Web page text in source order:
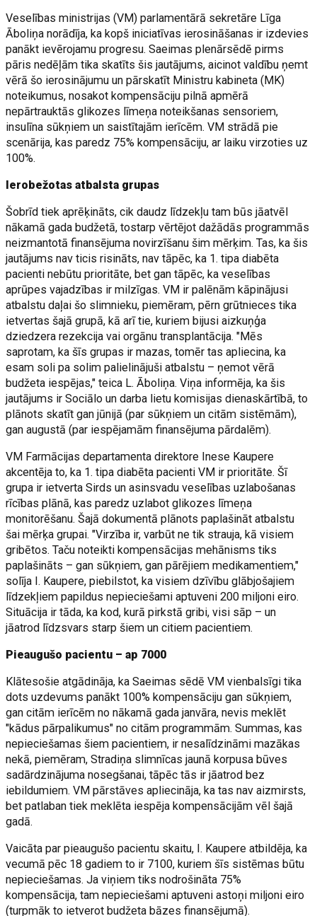
Veselības ministrijas (VM) parlamentārā sekretāre Līga
Āboliņa norādīja, ka kopš iniciatīvas ierosināšanas ir izdevies
panākt ievērojamu progresu. Saeimas plenārsēdē pirms
pāris nedēļām tika skatīts šis jautājums, aicinot valdību ņemt
vērā šo ierosinājumu un pārskatīt Ministru kabineta (MK)
noteikumus, nosakot kompensāciju pilnā apmērā
nepārtrauktās glikozes līmeņa noteikšanas sensoriem,
insulīna sūkņiem un saistītajām ierīcēm. VM strādā pie
scenārija, kas paredz 75% kompensāciju, ar laiku virzoties uz
100%.
Ierobežotas atbalsta grupas
Šobrīd tiek aprēķināts, cik daudz līdzekļu tam būs jāatvēl
nākamā gada budžetā, tostarp vērtējot dažādās programmās
neizmantotā finansējuma novirzīšanu šim mērķim. Tas, ka šis
jautājums nav ticis risināts, nav tāpēc, ka 1. tipa diabēta
pacienti nebūtu prioritāte, bet gan tāpēc, ka veselības
aprūpes vajadzības ir milzīgas. VM ir palēnām kāpinājusi
atbalstu daļai šo slimnieku, piemēram, pērn grūtnieces tika
ietvertas šajā grupā, kā arī tie, kuriem bijusi aizkuņģa
dziedzera rezekcija vai orgānu transplantācija. "Mēs
saprotam, ka šīs grupas ir mazas, tomēr tas apliecina, ka
esam soli pa solim palielinājuši atbalstu – ņemot vērā
budžeta iespējas," teica L. Āboliņa. Viņa informēja, ka šis
jautājums ir Sociālo un darba lietu komisijas dienaskārtībā, to
plānots skatīt gan jūnijā (par sūkņiem un citām sistēmām),
gan augustā (par iespējamām finansējuma pārdalēm).
VM Farmācijas departamenta direktore Inese Kaupere
akcentēja to, ka 1. tipa diabēta pacienti VM ir prioritāte. Šī
grupa ir ietverta Sirds un asinsvadu veselības uzlabošanas
rīcības plānā, kas paredz uzlabot glikozes līmeņa
monitorēšanu. Šajā dokumentā plānots paplašināt atbalstu
šai mērķa grupai. "Virzība ir, varbūt ne tik strauja, kā visiem
gribētos. Taču noteikti kompensācijas mehānisms tiks
paplašināts – gan sūkņiem, gan pārējiem medikamentiem,"
solīja I. Kaupere, piebilstot, ka visiem dzīvību glābjošajiem
līdzekļiem papildus nepieciešami aptuveni 200 miljoni eiro.
Situācija ir tāda, ka kod, kurā pirkstā gribi, visi sāp – un
jāatrod līdzsvars starp šiem un citiem pacientiem.
Pieaugušo pacientu – ap 7000
Klātesošie atgādināja, ka Saeimas sēdē VM vienbalsīgi tika
dots uzdevums panākt 100% kompensāciju gan sūkņiem,
gan citām ierīcēm no nākamā gada janvāra, nevis meklēt
"kādus pārpalikumus" no citām programmām. Summas, kas
nepieciešamas šiem pacientiem, ir nesalīdzināmi mazākas
nekā, piemēram, Stradiņa slimnīcas jaunā korpusa būves
sadārdzinājuma nosegšanai, tāpēc tās ir jāatrod bez
iebildumiem. VM pārstāves apliecināja, ka tas nav aizmirsts,
bet patlaban tiek meklēta iespēja kompensācijām vēl šajā
gadā.
Vaicāta par pieaugušo pacientu skaitu, I. Kaupere atbildēja, ka
vecumā pēc 18 gadiem to ir 7100, kuriem šīs sistēmas būtu
nepieciešamas. Ja viņiem tiks nodrošināta 75%
kompensācija, tam nepieciešami aptuveni astoņi miljoni eiro
(turpmāk to ietverot budžeta bāzes finansējumā).